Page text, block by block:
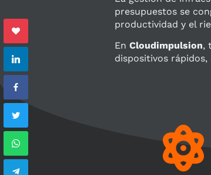
presupuestos se
productividad y el
En Cloudimpulsion,
dispositivos rápidos,